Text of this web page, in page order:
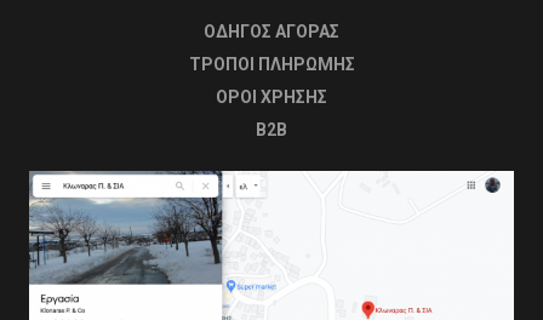
ΟΔΗΓΟΣ ΑΓΟΡΑΣ
ΤΡΟΠΟΙ ΠΛΗΡΩΜΗΣ
OΡΟΙ ΧΡΗΣΗΣ
B2B